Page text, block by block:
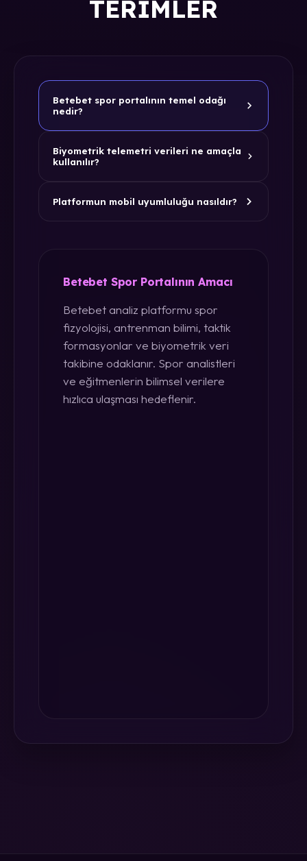
TERIMLER
Betebet spor portalının temel odağı
nedir?
Biyometrik telemetri verileri ne amaçla
kullanılır?
Platformun mobil uyumluluğu nasıldır?
Betebet Spor Portalının Amacı
Betebet analiz platformu spor
fizyolojisi, antrenman bilimi, taktik
formasyonlar ve biyometrik veri
takibine odaklanır. Spor analistleri
ve eğitmenlerin bilimsel verilere
hızlıca ulaşması hedeflenir.